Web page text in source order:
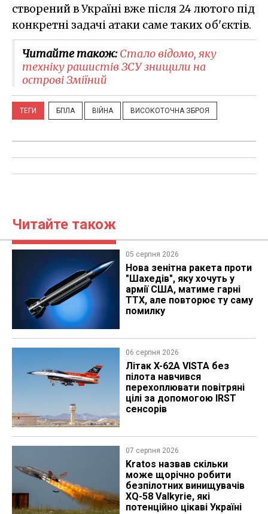
створений в Україні вже після 24 лютого під
конкретні задачі атаки саме таких об'єктів.
Читайте також:Стало відомо, яку
техніку рашистів ЗСУ знищили на
острові Зміїний
ТЕГИ БПЛА ВІЙНА ВИСОКОТОЧНА ЗБРОЯ
Читайте також
05 серпня 2026
Нова зенітна ракета проти
"Шахедів", яку хочуть у
армії США, матиме гарні
ТТХ, але повторює ту саму
помилку
06 серпня 2026
Літак X-62A VISTA без
пілота навчився
перехоплювати повітряні
цілі за допомогою IRST
сенсорів
07 серпня 2026
Kratos назвав скільки
може щорічно робити
безпілотних винищувачів
XQ-58 Valkyrie, які
потенційно цікаві Україні